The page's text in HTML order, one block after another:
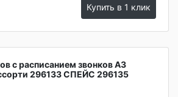
Купить в 1 клик
с расписанием звонков А3
296133 СПЕЙС 296135